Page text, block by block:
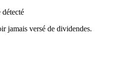
jamais versé de dividendes.